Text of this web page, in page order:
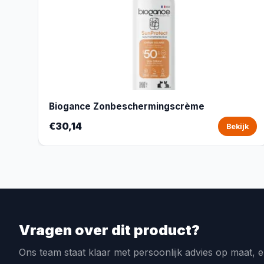
Biogance Zonbeschermingscrème
€30,14 Bekijk
Vragen over dit product?
Ons team staat klaar met persoonlijk advies op maat,